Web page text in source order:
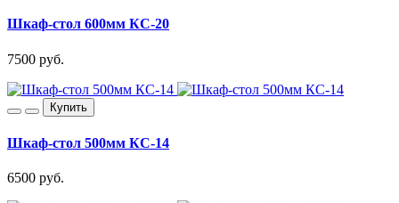
Шкаф-стол 600мм КС-20
7500 руб.
Купить
Шкаф-стол 500мм КС-14
6500 руб.